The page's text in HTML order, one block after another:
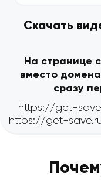
Скачать
На странице
вместо
сразу